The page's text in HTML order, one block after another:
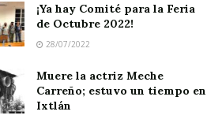
¡Ya hay Comité para la Feria
de Octubre 2022!
28/07/2022
Muere la actriz Meche
Carreño; estuvo un tiempo en
Ixtlán